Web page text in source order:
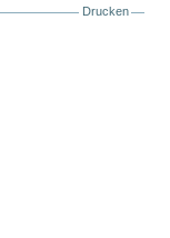
Drucken